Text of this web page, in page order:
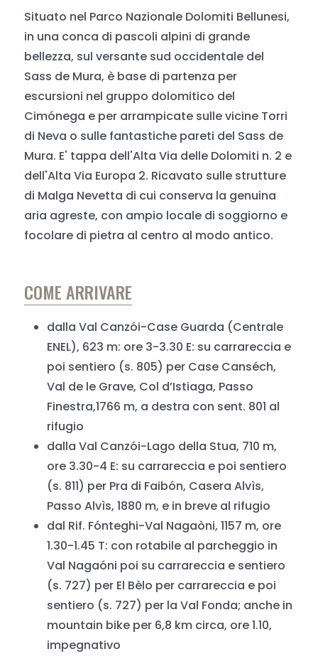
Situato nel Parco Nazionale Dolomiti Bellunesi,
in una conca di pascoli alpini di grande
bellezza, sul versante sud occidentale del
Sass de Mura, è base di partenza per
escursioni nel gruppo dolomitico del
Cimónega e per arrampicate sulle vicine Torri
di Neva o sulle fantastiche pareti del Sass de
Mura. E' tappa dell'Alta Via delle Dolomiti n. 2 e
dell'Alta Via Europa 2. Ricavato sulle strutture
di Malga Nevetta di cui conserva la genuina
aria agreste, con ampio locale di soggiorno e
focolare di pietra al centro al modo antico.
COME ARRIVARE
dalla Val Canzói-Case Guarda (Centrale
ENEL), 623 m: ore 3-3.30 E: su carrareccia e
poi sentiero (s. 805) per Case Canséch,
Val de le Grave, Col dʼIstiaga, Passo
Finestra,1766 m, a destra con sent. 801 al
rifugio
dalla Val Canzói-Lago della Stua, 710 m,
ore 3.30-4 E: su carrareccia e poi sentiero
(s. 811) per Pra di Faibón, Casera Alvìs,
Passo Alvìs, 1880 m, e in breve al rifugio
dal Rif. Fónteghi-Val Nagaòni, 1157 m, ore
1.30-1.45 T: con rotabile al parcheggio in
Val Nagaóni poi su carrareccia e sentiero
(s. 727) per El Bèlo per carrareccia e poi
sentiero (s. 727) per la Val Fonda; anche in
mountain bike per 6,8 km circa, ore 1.10,
impegnativo